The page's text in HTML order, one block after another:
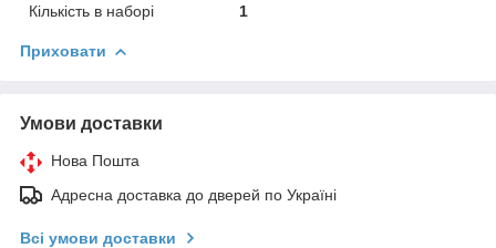
Кількість в наборі
1
Приховати
Умови доставки
Нова Пошта
Адресна доставка до дверей по Україні
Всі умови доставки